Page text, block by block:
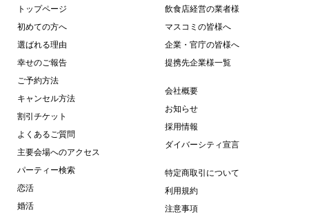
トップページ
初めての方へ
選ばれる理由
幸せのご報告
ご予約方法
キャンセル方法
割引チケット
よくあるご質問
主要会場へのアクセス
パーティー検索
恋活
婚活
飲食店経営の業者様
マスコミの皆様へ
企業・官庁の皆様へ
提携先企業様一覧
会社概要
お知らせ
採用情報
ダイバーシティ宣言
特定商取引について
利用規約
注意事項